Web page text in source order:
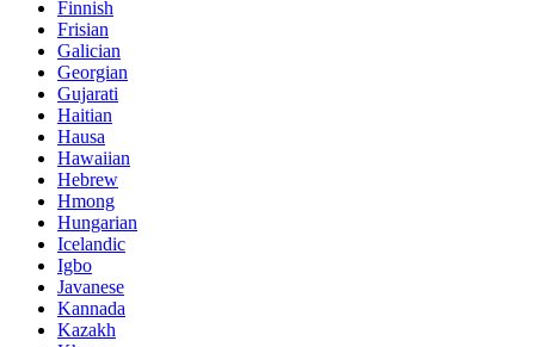
Finnish
Frisian
Galician
Georgian
Gujarati
Haitian
Hausa
Hawaiian
Hebrew
Hmong
Hungarian
Icelandic
Igbo
Javanese
Kannada
Kazakh